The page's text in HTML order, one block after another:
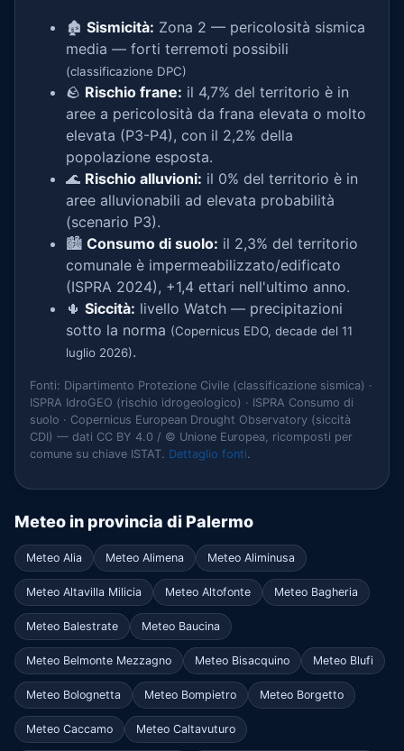
🏚️ Sismicità: Zona 2 — pericolosità sismica
media — forti terremoti possibili
(classificazione DPC)
🪨 Rischio frane: il 4,7% del territorio è in
aree a pericolosità da frana elevata o molto
elevata (P3-P4), con il 2,2% della
popolazione esposta.
🌊 Rischio alluvioni: il 0% del territorio è in
aree alluvionabili ad elevata probabilità
(scenario P3).
🏙️ Consumo di suolo: il 2,3% del territorio
comunale è impermeabilizzato/edificato
(ISPRA 2024), +1,4 ettari nell'ultimo anno.
🌵 Siccità: livello Watch — precipitazioni
sotto la norma (Copernicus EDO, decade del 11
luglio 2026).
Fonti: Dipartimento Protezione Civile (classificazione sismica) ·
ISPRA IdroGEO (rischio idrogeologico) · ISPRA Consumo di
suolo · Copernicus European Drought Observatory (siccità
CDI) — dati CC BY 4.0 / © Unione Europea, ricomposti per
comune su chiave ISTAT. Dettaglio fonti.
Meteo in provincia di Palermo
Meteo Alia Meteo Alimena Meteo Aliminusa
Meteo Altavilla Milicia Meteo Altofonte Meteo Bagheria
Meteo Balestrate Meteo Baucina
Meteo Belmonte Mezzagno Meteo Bisacquino Meteo Blufi
Meteo Bolognetta Meteo Bompietro Meteo Borgetto
Meteo Caccamo Meteo Caltavuturo